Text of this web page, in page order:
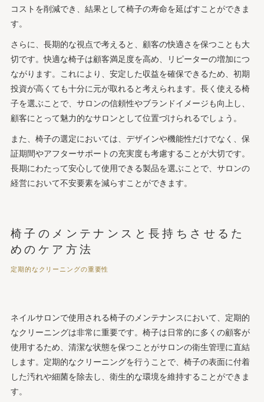
コストを削減でき、結果として椅子の寿命を延ばすことができま
す。
さらに、長期的な視点で考えると、顧客の快適さを保つことも大
切です。快適な椅子は顧客満足度を高め、リピーターの増加につ
ながります。これにより、安定した収益を確保できるため、初期
投資が高くても十分に元が取れると考えられます。長く使える椅
子を選ぶことで、サロンの信頼性やブランドイメージも向上し、
顧客にとって魅力的なサロンとして位置づけられるでしょう。
また、椅子の選定においては、デザインや機能性だけでなく、保
証期間やアフターサポートの充実度も考慮することが大切です。
長期にわたって安心して使用できる製品を選ぶことで、サロンの
経営において不安要素を減らすことができます。
椅子のメンテナンスと長持ちさせるた
めのケア方法
定期的なクリーニングの重要性
ネイルサロンで使用される椅子のメンテナンスにおいて、定期的
なクリーニングは非常に重要です。椅子は日常的に多くの顧客が
使用するため、清潔な状態を保つことがサロンの衛生管理に直結
します。定期的なクリーニングを行うことで、椅子の表面に付着
した汚れや細菌を除去し、衛生的な環境を維持することができま
す。